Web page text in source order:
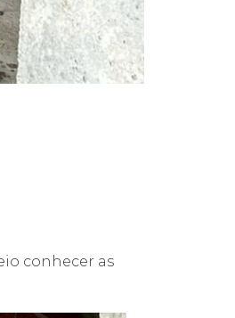
conhecer as